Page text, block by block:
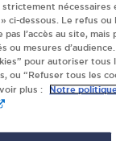
MURAT
LECLERC
strictement nécessaires
ci-dessous. Le refus
pas l’accès au site,
ou mesures
pour autoriser tous
ou “Refuser tous les
plus :
Notre